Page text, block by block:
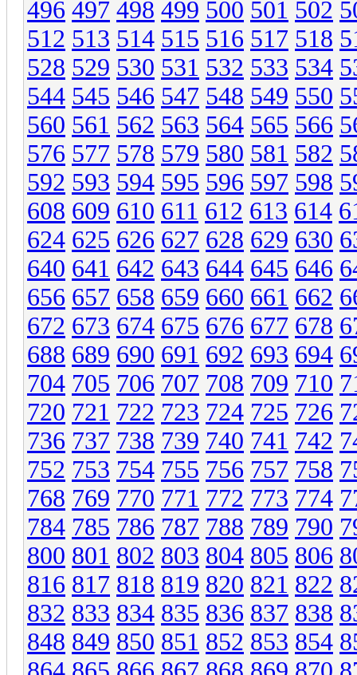
496 497 498 499 500 501 502
512 513 514 515 516 517 518
528 529 530 531 532 533 534
544 545 546 547 548 549 550
560 561 562 563 564 565 566
576 577 578 579 580 581 582
592 593 594 595 596 597 598
608 609 610 611 612 613 614
624 625 626 627 628 629 630
640 641 642 643 644 645 646
656 657 658 659 660 661 662
672 673 674 675 676 677 678
688 689 690 691 692 693 694
704 705 706 707 708 709 710
720 721 722 723 724 725 726
736 737 738 739 740 741 742
752 753 754 755 756 757 758
768 769 770 771 772 773 774
784 785 786 787 788 789 790
800 801 802 803 804 805 806
816 817 818 819 820 821 822
832 833 834 835 836 837 838
848 849 850 851 852 853 854